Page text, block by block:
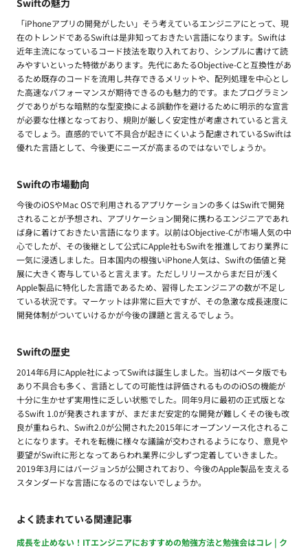
Swiftの魅力
「iPhoneアプリの開発がしたい」そう考えているエンジニアにとって、現
在のトレンドであるSwiftは是非知っておきたい言語になります。Swiftは
近年主流になっているコード技法を取り入れており、シンプルに書けて読
みやすいといった特徴があります。先代にあたるObjective-Cと互換性があ
るため既存のコードを流用し共存できるメリットや、配列処理を中心とし
た高速なパフォーマンスが期待できるのも魅力的です。またプログラミン
グでありがちな暗黙的な型変換による誤動作を避けるために明示的な宣言
が必要な仕様となっており、規則が厳しく安定性が考慮されていると言え
るでしょう。直感的でいて不具合が起きにくいよう配慮されているSwiftは
優れた言語として、今後更にニーズが高まるのではないでしょうか。
Swiftの市場動向
今後のiOSやMac OSで利用されるアプリケーションの多くはSwiftで開発
されることが予想され、アプリケーション開発に携わるエンジニアであれ
ば身に着けておきたい言語になります。以前はObjective-Cが市場人気の中
心でしたが、その後継として公式にApple社もSwiftを推進しており業界に
一気に浸透しました。日本国内の根強いiPhone人気は、Swiftの価値と発
展に大きく寄与していると言えます。ただしリリースからまだ日が浅く
Apple製品に特化した言語であるため、習得したエンジニアの数が不足し
ている状況です。マーケットは非常に巨大ですが、その急激な成長速度に
開発体制がついていけるかが今後の課題と言えるでしょう。
Swiftの歴史
2014年6月にApple社によってSwiftは誕生しました。当初はベータ版でも
あり不具合も多く、言語としての可能性は評価されるもののiOSの機能が
十分に生かせず実用性に乏しい状態でした。同年9月に最初の正式版とな
るSwift 1.0が発表されますが、まだまだ安定的な開発が難しくその後も改
良が重ねられ、Swift2.0が公開された2015年にオープンソース化されるこ
とになります。それを転機に様々な議論が交わされるようになり、意見や
要望がSwiftに形となってあらわれ業界に少しずつ定着していきました。
2019年3月にはバージョン5が公開されており、今後のApple製品を支える
スタンダードな言語になるのではないでしょうか。
よく読まれている関連記事
成長を止めない！ITエンジニアにおすすめの勉強方法と勉強会はコレ | ク